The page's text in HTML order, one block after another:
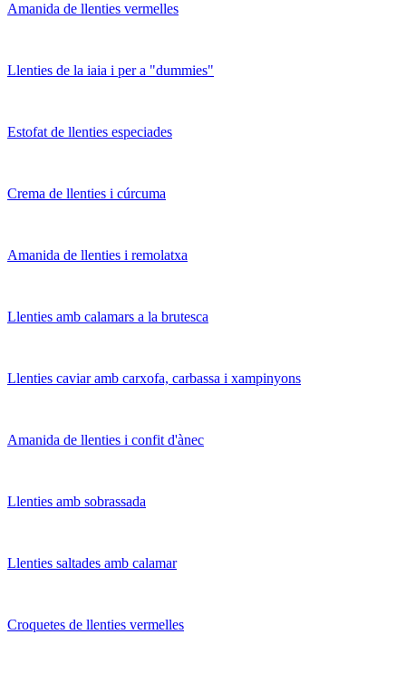
Amanida de llenties vermelles
Llenties de la iaia i per a "dummies"
Estofat de llenties especiades
Crema de llenties i cúrcuma
Amanida de llenties i remolatxa
Llenties amb calamars a la brutesca
Llenties caviar amb carxofa, carbassa i xampinyons
Amanida de llenties i confit d'ànec
Llenties amb sobrassada
Llenties saltades amb calamar
Croquetes de llenties vermelles